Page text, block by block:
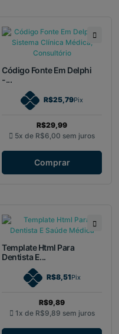
Código Fonte Em Delphi
-...
R$25,79Pix
R$29,99
5x de R$6,00 sem juros
Comprar
Template Html Para
Dentista E...
R$8,51Pix
R$9,89
1x de R$9,89 sem juros